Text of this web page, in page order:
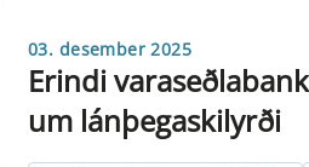
03. desember 2025
Erindi
um lánþegaskilyrði